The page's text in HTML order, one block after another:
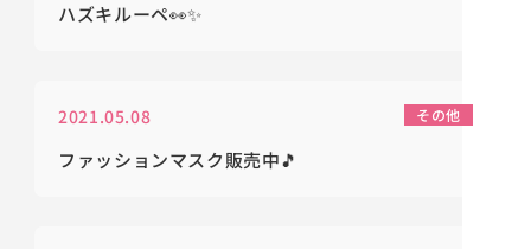
ハズキルーペ👀✨
2021.05.08 その他
ファッションマスク販売中🎵